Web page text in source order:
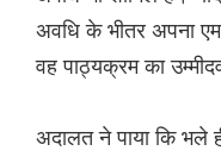
अवधि के भीतर अपना
वह पाठ्यक्रम का
अदालत ने पाया कि भले